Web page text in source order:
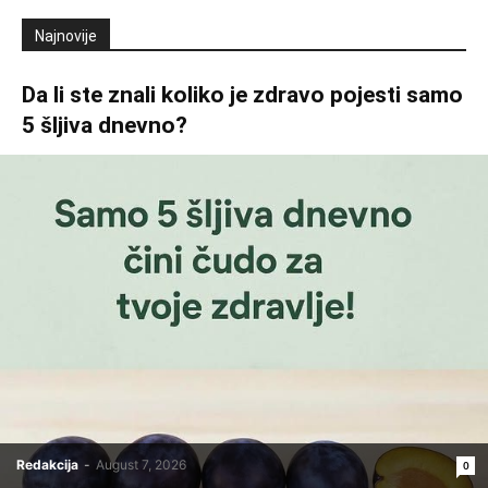
Najnovije
Da li ste znali koliko je zdravo pojesti samo
5 šljiva dnevno?
Redakcija - August 7, 2026 0